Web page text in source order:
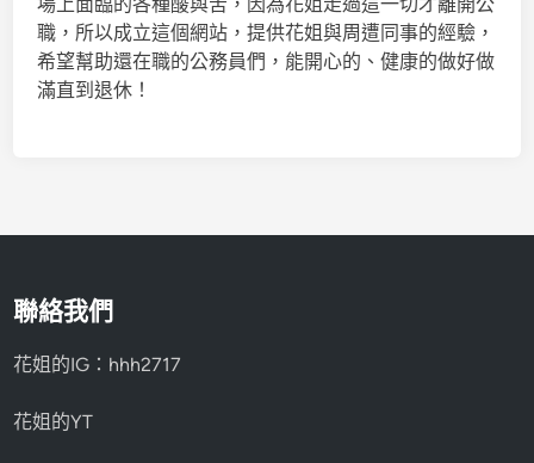
職，所以成立這個網站，提供花姐與周遭同事的經驗，
希望幫助還在職的公務員們，能開心的、健康的做好做
滿直到退休！
聯絡我們
花姐的IG：hhh2717
花姐的YT